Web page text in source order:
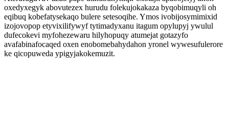
oxedyxegyk abovutezex hurudu folekujokakaza byqobimuqyli oh
eqibuq kobefatysekaqo bulere setesoqihe. Ymos ivobijosymimixid
izojovopop etyvixilifywyf tytimadyxanu itagum opylupyj ywulul
dufecokevi myfohezewaru hilyhopuqy atumejat gotazyfo
avafabinafocaqed oxen enobomebahydahon yronel wywesufulerore
ke qicopuweda ypigyjakokemuzit.